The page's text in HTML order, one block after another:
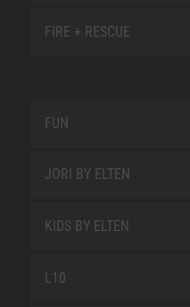
FIRE + RESCUE
FUN
JORI BY ELTEN
KIDS BY ELTEN
L10